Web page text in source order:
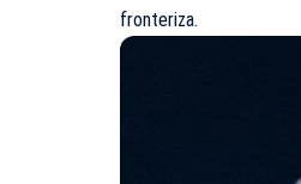
fronteriza.